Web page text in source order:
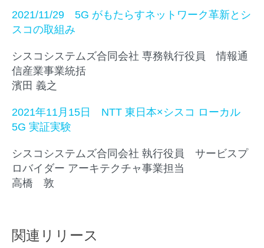
2021/11/29 5G がもたらすネットワーク革新とシ
スコの取組み
シスコシステムズ合同会社 専務執行役員 情報通
信産業事業統括
濱田 義之
2021年11月15日 NTT 東日本×シスコ ローカル
5G 実証実験
シスコシステムズ合同会社 執行役員 サービスプ
ロバイダー アーキテクチャ事業担当
高橋 敦
関連リリース